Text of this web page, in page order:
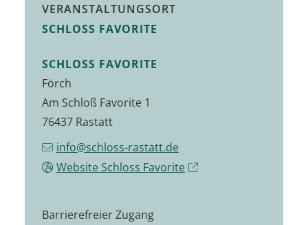
VERANSTALTUNGSORT
SCHLOSS FAVORITE
SCHLOSS FAVORITE
Förch
Am Schloß Favorite 1
76437 Rastatt
info@schloss-rastatt.de
Website Schloss Favorite
Barrierefreier Zugang